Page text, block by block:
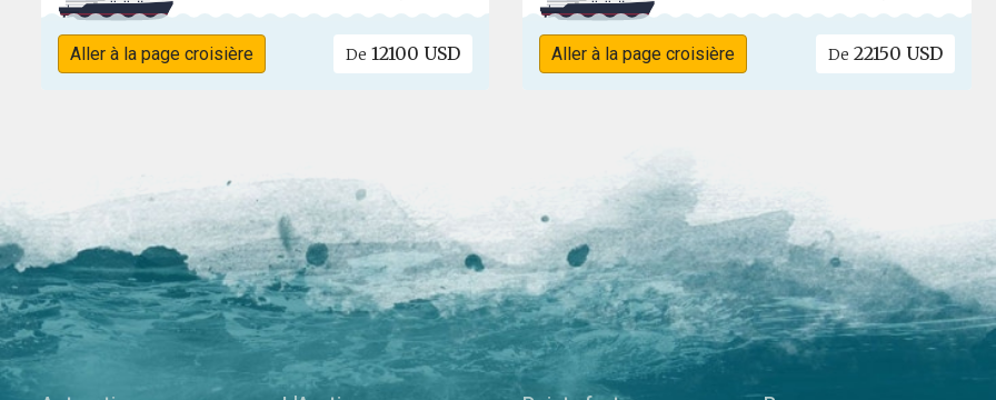
Aller à la page croisière De 12100 USD Aller à la page croisière De 22150 USD